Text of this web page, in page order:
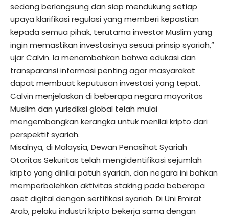
sedang berlangsung dan siap mendukung setiap
upaya klarifikasi regulasi yang memberi kepastian
kepada semua pihak, terutama investor Muslim yang
ingin memastikan investasinya sesuai prinsip syariah,”
ujar Calvin. Ia menambahkan bahwa edukasi dan
transparansi informasi penting agar masyarakat
dapat membuat keputusan investasi yang tepat.
Calvin menjelaskan di beberapa negara mayoritas
Muslim dan yurisdiksi global telah mulai
mengembangkan kerangka untuk menilai kripto dari
perspektif syariah.
Misalnya, di Malaysia, Dewan Penasihat Syariah
Otoritas Sekuritas telah mengidentifikasi sejumlah
kripto yang dinilai patuh syariah, dan negara ini bahkan
memperbolehkan aktivitas staking pada beberapa
aset digital dengan sertifikasi syariah. Di Uni Emirat
Arab, pelaku industri kripto bekerja sama dengan